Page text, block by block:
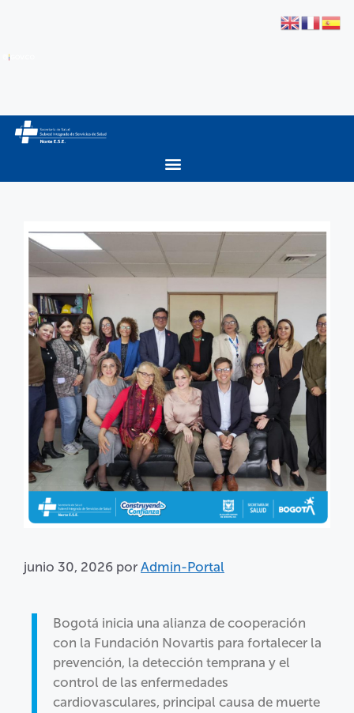
junio 30, 2026 por Admin-Portal
Bogotá inicia una alianza de cooperación
con la Fundación Novartis para fortalecer la
prevención, la detección temprana y el
control de las enfermedades
cardiovasculares, principal causa de muerte